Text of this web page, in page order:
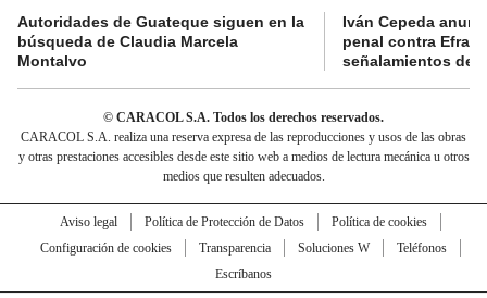
Autoridades de Guateque siguen en la
búsqueda de Claudia Marcela
Montalvo
Iván Cepeda
penal contra
señalamientos de
© CARACOL S.A. Todos los derechos reservados.
CARACOL S.A. realiza una reserva expresa de las reproducciones y usos de las obras
y otras prestaciones accesibles desde este sitio web a medios de lectura mecánica u otros
medios que resulten adecuados.
Aviso legal Política de Protección de Datos
Política de cookies
Configuración de cookies
Transparencia Soluciones W
Teléfonos
Escríbanos